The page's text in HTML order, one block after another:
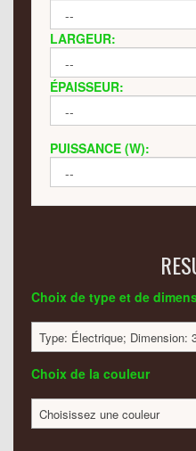
LARGEUR:
ÉPAISSEUR:
PUISSANCE (W):
Choix de type et de
Choix de la couleur
Choisissez une couleur